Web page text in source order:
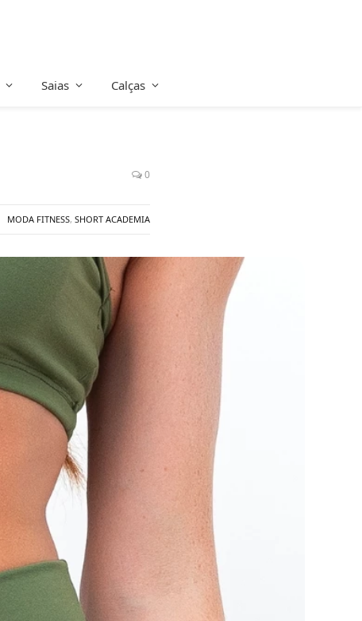
Saias Calças
0
MODA FITNESS, SHORT ACADEMIA